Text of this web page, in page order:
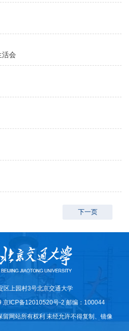
活会
下一页
区上园村3号北京交通大学
京ICP备12010520号-2 邮编：100044
网站所有权利 未经允许不得复制、镜像